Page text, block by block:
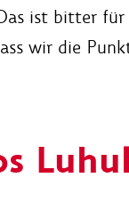
ist bitter
wir die